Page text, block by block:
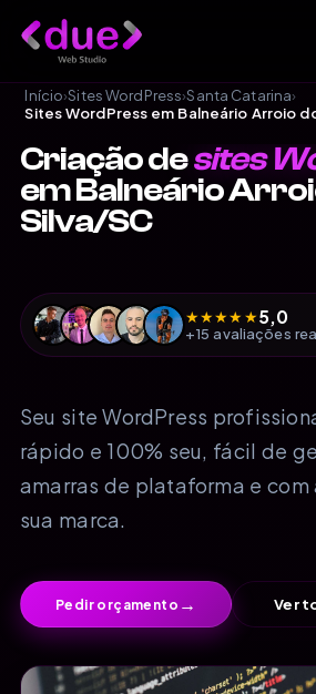
Início›Sites WordPress›Santa Catarina›
Sites WordPress em Balneário Arroio
Criação desites
em Balneário
Silva/SC
★★★★★5,0
+15 avaliações
Seu site WordPress
rápido e 100% seu, fácil de
amarras de plataforma e
sua marca.
Pedir orçamento → Ver